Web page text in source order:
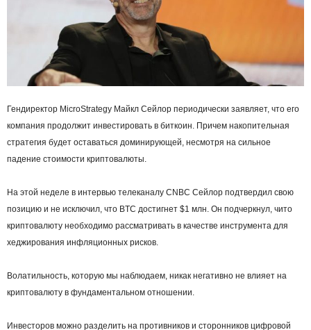
Гендиректор MicroStrategy Майкл Сейлор периодически заявляет, что его
компания продолжит инвестировать в биткоин. Причем накопительная
стратегия будет оставаться доминирующей, несмотря на сильное
падение стоимости криптовалюты.
На этой неделе в интервью телеканалу CNBC Сейлор подтвердил свою
позицию и не исключил, что BTC достигнет $1 млн. Он подчеркнул, чито
криптовалюту необходимо рассматривать в качестве инструмента для
хеджирования инфляционных рисков.
Волатильность, которую мы наблюдаем, никак негативно не влияет на
криптовалюту в фундаментальном отношении.
Инвесторов можно разделить на противников и сторонников цифровой